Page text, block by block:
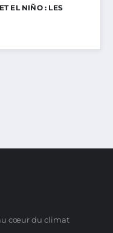
EL NIÑO : LES
cœur du climat